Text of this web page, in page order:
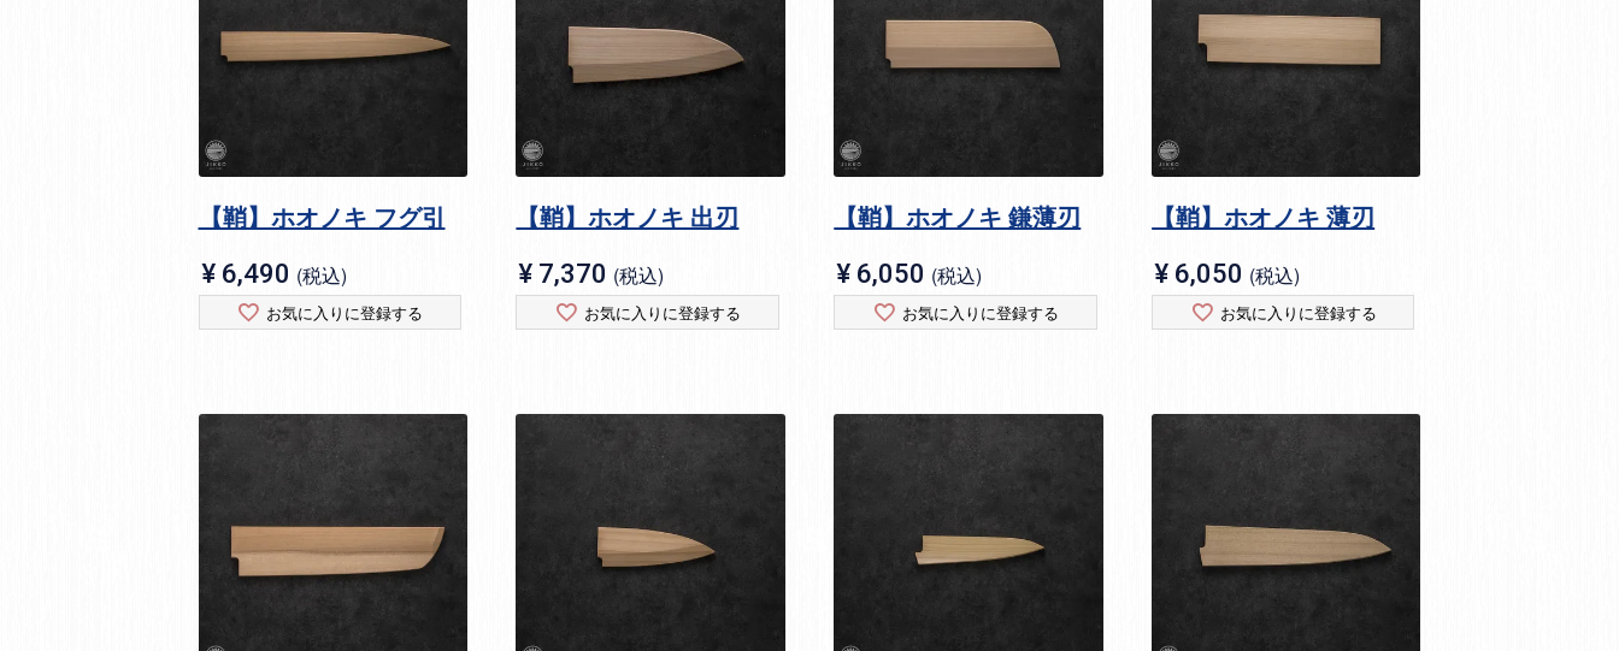
【鞘】ホオノキ フグ引
¥ 6,490 税込
お気に入りに登録する
【鞘】ホオノキ 出刃
¥ 7,370 税込
お気に入りに登録する
【鞘】ホオノキ 鎌薄刃
¥ 6,050 税込
お気に入りに登録する
【鞘】ホオノキ 薄刃
¥ 6,050 税込
お気に入りに登録する